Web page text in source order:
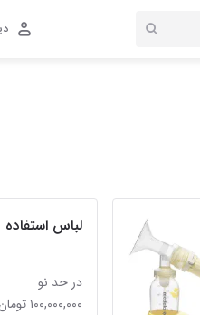
لباس
در حد نو
۱۰۰,۰۰۰,۰۰۰ تومان